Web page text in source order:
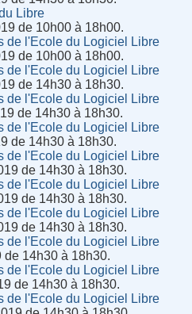
Libre
de 10h00 à 18h00.
de l'Ecole du Logiciel Libre
de 10h00 à 18h00.
de l'Ecole du Logiciel Libre
de 14h30 à 18h30.
de l'Ecole du Logiciel Libre
de 14h30 à 18h30.
de l'Ecole du Logiciel Libre
de 14h30 à 18h30.
de l'Ecole du Logiciel Libre
de 14h30 à 18h30.
de l'Ecole du Logiciel Libre
de 14h30 à 18h30.
de l'Ecole du Logiciel Libre
de 14h30 à 18h30.
de l'Ecole du Logiciel Libre
de 14h30 à 18h30.
de l'Ecole du Logiciel Libre
de 14h30 à 18h30.
de l'Ecole du Logiciel Libre